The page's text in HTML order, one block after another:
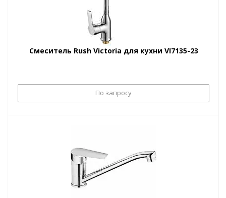
Смеситель Rush Victoria для кухни VI7135-23
По запросу